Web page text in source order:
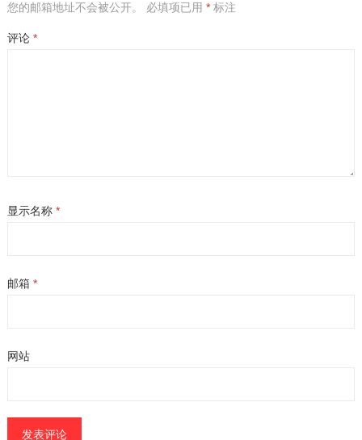
您的邮箱地址不会被公开。 必填项已用 *标注
评论 *
显示名称 *
邮箱 *
网站